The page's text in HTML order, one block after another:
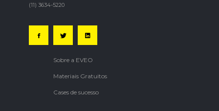
(11) 3634-5220
Sobre a EVEO
Materiais Gratuitos
Cases de sucesso